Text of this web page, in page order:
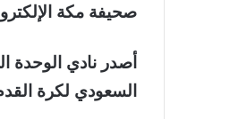
صحيفة مكة
أصدر نادي الوحدة
السعودي لكرة